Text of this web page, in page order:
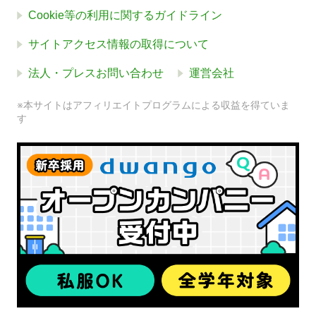
Cookie等の利用に関するガイドライン
サイトアクセス情報の取得について
法人・プレスお問い合わせ 運営会社
※本サイトはアフィリエイトプログラムによる収益を得ていま
す